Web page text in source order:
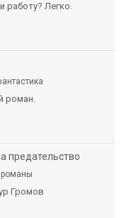
работу? Легко.
роман.
предательство
Громов